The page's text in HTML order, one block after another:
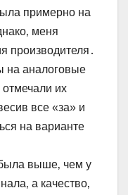
примерно на
меня
производителя․
на аналоговые
их
все «за» и
на варианте
выше‚ чем у
а качество‚